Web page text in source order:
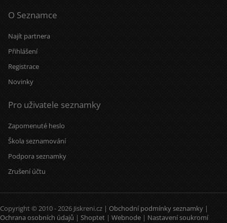
O Seznamce
Najít partnera
Přihlášení
Registrace
Novinky
Pro uživatele seznamky
Zapomenuté heslo
Škola seznamování
Podpora seznamky
Zrušení účtu
Copyright © 2010 - 2026 Jiskreni.cz | Obchodní podmínky seznamky |
Ochrana osobních údajů | Shoptet | Webnode | Nastavení soukromí